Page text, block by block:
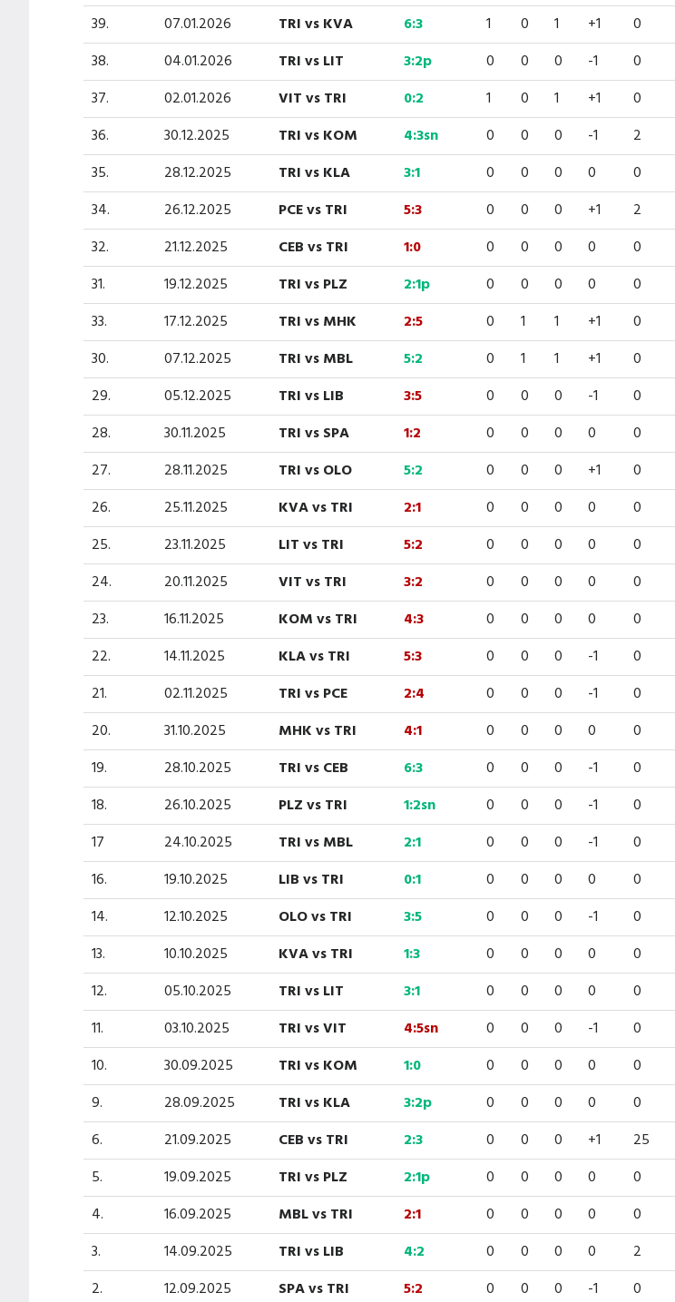
39.
07.01.2026 TRI vs KVA 6:3 1 0 1 +1
0
38.
04.01.2026 TRI vs LIT 3:2p 0 0 0 -1
0
37.
02.01.2026 VIT vs TRI 0:2 1 0 1 +1
0
36.
30.12.2025 TRI vs KOM 4:3sn 0 0 0 -1
2
35.
28.12.2025 TRI vs KLA 3:1 0 0 0 0
0
34.
26.12.2025 PCE vs TRI 5:3 0 0 0 +1
2
32.
21.12.2025 CEB vs TRI 1:0 0 0 0 0
0
31.
19.12.2025 TRI vs PLZ 2:1p 0 0 0 0
0
33.
17.12.2025 TRI vs MHK 2:5 0 1 1 +1
0
30.
07.12.2025 TRI vs MBL 5:2 0 1 1 +1
0
29.
05.12.2025 TRI vs LIB 3:5 0 0 0 -1
0
28.
30.11.2025 TRI vs SPA 1:2 0 0 0 0
0
27.
28.11.2025 TRI vs OLO 5:2 0 0 0 +1
0
26.
25.11.2025 KVA vs TRI 2:1 0 0 0 0
0
25.
23.11.2025 LIT vs TRI 5:2 0 0 0 0
0
24.
20.11.2025 VIT vs TRI 3:2 0 0 0 0
0
23.
16.11.2025 KOM vs TRI 4:3 0 0 0 0
0
22.
14.11.2025 KLA vs TRI 5:3 0 0 0 -1
0
21.
02.11.2025 TRI vs PCE 2:4 0 0 0 -1
0
20.
31.10.2025 MHK vs TRI 4:1 0 0 0 0
0
19.
28.10.2025 TRI vs CEB 6:3 0 0 0 -1
0
18.
26.10.2025 PLZ vs TRI 1:2sn 0 0 0 -1
0
17
24.10.2025 TRI vs MBL 2:1 0 0 0 -1
0
16.
19.10.2025 LIB vs TRI 0:1 0 0 0 0
0
14.
12.10.2025 OLO vs TRI 3:5 0 0 0 -1
0
13.
10.10.2025 KVA vs TRI 1:3 0 0 0 0
0
12.
05.10.2025 TRI vs LIT 3:1 0 0 0 0
0
11.
03.10.2025 TRI vs VIT 4:5sn 0 0 0 -1
0
10.
30.09.2025 TRI vs KOM 1:0 0 0 0 0
0
9.
28.09.2025 TRI vs KLA 3:2p 0 0 0 0
0
6.
21.09.2025 CEB vs TRI 2:3 0 0 0 +1
25
5.
19.09.2025 TRI vs PLZ 2:1p 0 0 0 0
0
4.
16.09.2025 MBL vs TRI 2:1 0 0 0 0
0
3.
14.09.2025 TRI vs LIB 4:2 0 0 0 0
2
2.
12.09.2025 SPA vs TRI 5:2 0 0 0 -1 0